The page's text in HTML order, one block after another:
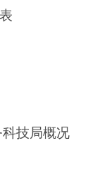
技局概况